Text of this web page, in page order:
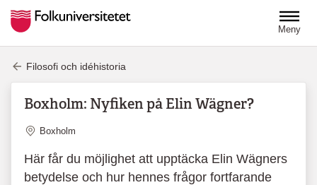
Meny
Filosofi och idéhistoria
Boxholm: Nyfiken på Elin Wägner?
Plats
Boxholm
Här får du möjlighet att upptäcka Elin Wägners
betydelse och hur hennes frågor fortfarande